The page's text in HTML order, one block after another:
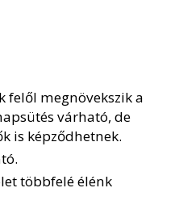
felől megnövekszik a
várható, de
is képződhetnek.
többfelé élénk